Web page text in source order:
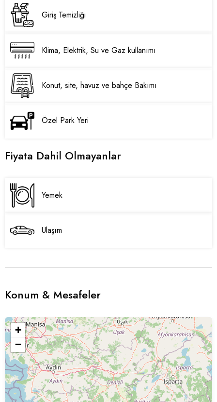
Giriş Temizliği
Klima, Elektrik, Su ve Gaz kullanımı
Konut, site, havuz ve bahçe Bakımı
Özel Park Yeri
Fiyata Dahil Olmayanlar
Yemek
Ulaşım
Konum & Mesafeler
+
−